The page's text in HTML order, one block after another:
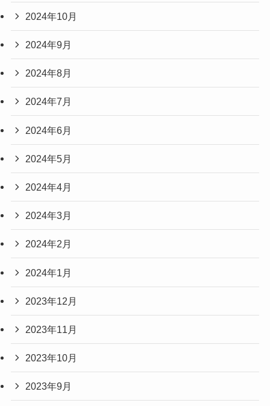
2024年10月
2024年9月
2024年8月
2024年7月
2024年6月
2024年5月
2024年4月
2024年3月
2024年2月
2024年1月
2023年12月
2023年11月
2023年10月
2023年9月